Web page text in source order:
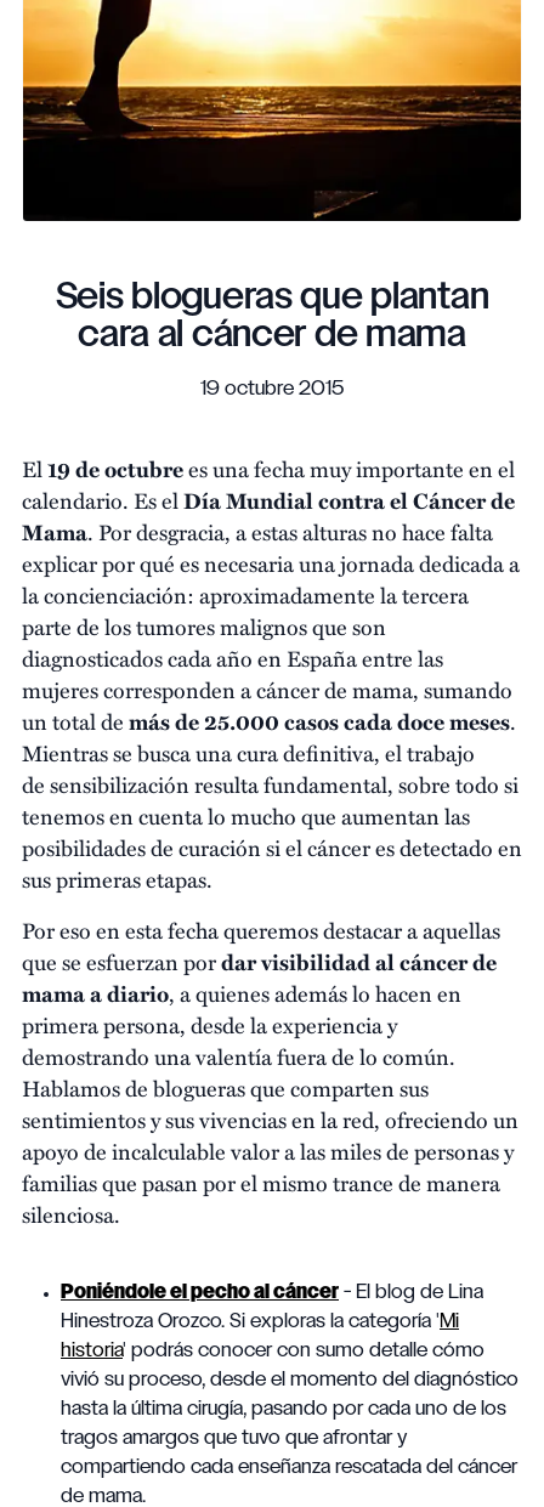
Seis blogueras que plantan
cara al cáncer de mama
19 octubre 2015
El19 de octubrees una fecha muy importante en el
calendario. Es elDía Mundial contra el Cáncer de
Mama. Por desgracia, a estas alturas no hace falta
explicar por qué es necesaria una jornada dedicada a
la concienciación: aproximadamente la tercera
parte de los tumores malignos que son
diagnosticados cada año en España entre las
mujeres corresponden a cáncer de mama, sumando
un total demás de 25.000 casos cada doce meses.
Mientras se busca una cura definitiva, el trabajo
de sensibilización resulta fundamental, sobre todo si
tenemos en cuenta lo mucho que aumentan las
posibilidades de curación si el cáncer es detectado en
sus primeras etapas.
Por eso en esta fecha queremos destacar a aquellas
que se esfuerzan pordar visibilidad al cáncer de
mamaa diario, a quienes además lo hacen en
primera persona, desde la experiencia y
demostrando una valentía fuera de lo común.
Hablamos de blogueras que comparten sus
sentimientos y sus vivencias en la red, ofreciendo un
apoyo de incalculable valor a las miles de personas y
familias que pasan por el mismo trance de manera
silenciosa.
Poniéndole el pecho al cáncer - El blog de Lina
Hinestroza Orozco. Si exploras la categoría ' Mi
historia' podrás conocer con sumo detalle cómo
vivió su proceso, desde el momento del diagnóstico
hasta la última cirugía, pasando por cada uno de los
tragos amargos que tuvo que afrontar y
compartiendo cada enseñanza rescatada del cáncer
de mama.